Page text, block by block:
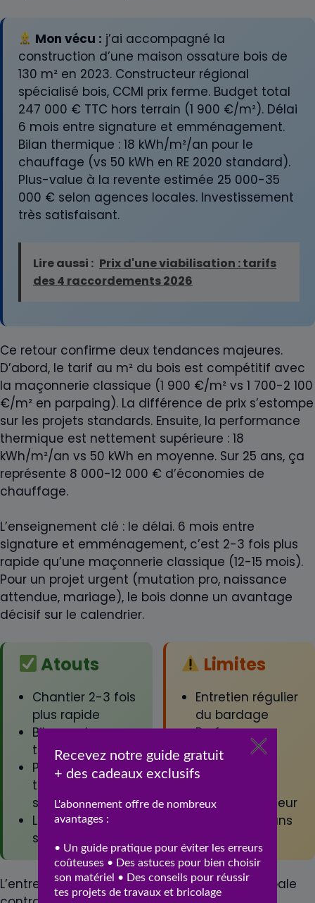
Mon vécu : j’ai accompagné la
construction d’une maison ossature bois de
130 m² en 2023. Constructeur régional
spécialisé bois, CCMI prix ferme. Budget total
247 000 € TTC hors terrain (1 900 €/m²). Délai
6 mois entre signature et emménagement.
Bilan thermique : 18 kWh/m²/an pour le
chauffage (vs 50 kWh en RE 2020 standard).
Plus-value à la revente estimée 25 000-35
000 € selon agences locales. Investissement
très satisfaisant.
Lire aussi : Prix d'une viabilisation : tarifs
des 4 raccordements 2026
Ce retour confirme deux tendances majeures.
D’abord, le tarif au m² du bois est compétitif avec
la maçonnerie classique (1 900 €/m² vs 1 700-2 100
€/m² en parpaing). La différence de prix s’estompe
sur les projets standards. Ensuite, la performance
thermique est nettement supérieure : 18
kWh/m²/an vs 50 kWh en moyenne. Sur 25 ans, ça
représente 8 000-12 000 € d’économies de
chauffage.
L’enseignement clé : le délai. 6 mois entre
signature et emménagement, c’est 2-3 fois plus
rapide qu’une maçonnerie classique (12-15 mois).
Pour un projet urgent (mutation pro, naissance
attendue, mariage), le bois donne un avantage
décisif sur le calendrier.
Atouts
Chantier 2-3 fois
plus rapide
Bilan carbone
très favorable
Performance
thermique
supérieure
Léger (économie
sur fondations)
Limites
Entretien régulier
du bardage
Performance
acoustique
moindre
parfois supérieur
Choix d’artisans
L’entretien du bardage extérieur est la principale